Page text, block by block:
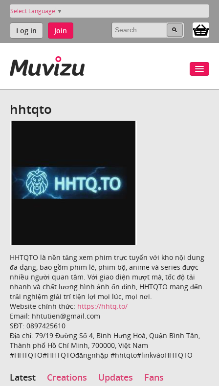
Select Language ▼
Log in Join
hhtqto
HHTQTO là nền tảng xem phim trực tuyến với kho nội dung
đa dạng, bao gồm phim lẻ, phim bộ, anime và series được
nhiều người quan tâm. Với giao diện mượt mà, tốc độ tải
nhanh và chất lượng hình ảnh ổn định, HHTQTO mang đến
trải nghiệm giải trí tiện lợi mọi lúc, mọi nơi.
Website chính thức: https://hhtq.to/
Email: hhtutien@gmail.com
SĐT: 0897425610
Địa chỉ: 79/19 Đường Số 4, Bình Hưng Hoà, Quận Bình Tân,
Thành phố Hồ Chí Minh, 700000, Việt Nam
#HHTQTO#HHTQTOđăngnhập #hhtqto#linkvàoHHTQTO
Latest Creations Updates Fans